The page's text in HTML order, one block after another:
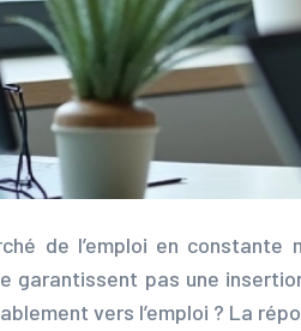
de l’emploi en
garantissent pas une
vers l’emploi ? La